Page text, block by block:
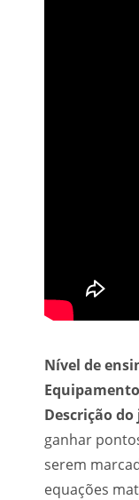
Nível de
Descrição do
ganhar
serem
equações